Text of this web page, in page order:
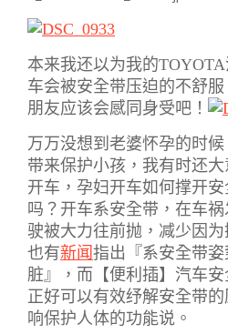
本来我还以为我的
车会被安全带压迫的不舒
朋友应该会感同身受吧！
万万没想到老婆怀孕的时
带来保护小孩，我有时还
开车，孕妇开车如何撑开
吗？开车系安全带，在车
驶被大力往前抛，减少因
也有新闻指出『系安全带
脏』，而【便利插】汽车
正好可以有效纾解安全带
响保护人体的功能说。